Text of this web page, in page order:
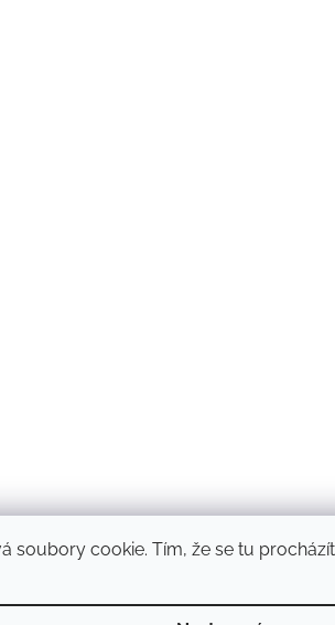
soubory cookie. Tím, že se tu